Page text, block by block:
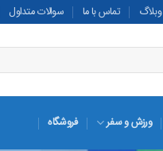
وبلاگ تماس با ما سوالات متداول
ورزش و سفر فروشگاه